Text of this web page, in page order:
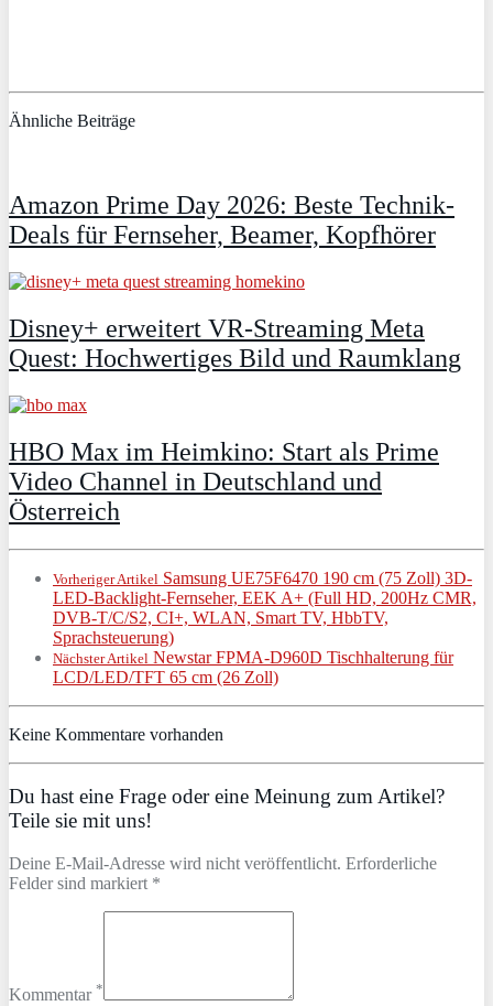
Ähnliche Beiträge
Amazon Prime Day 2026: Beste Technik-
Deals für Fernseher, Beamer, Kopfhörer
Disney+ erweitert VR‑Streaming Meta
Quest: Hochwertiges Bild und Raumklang
HBO Max im Heimkino: Start als Prime
Video Channel in Deutschland und
Österreich
Vorheriger Artikel Samsung UE75F6470 190 cm (75 Zoll) 3D-
LED-Backlight-Fernseher, EEK A+ (Full HD, 200Hz CMR,
DVB-T/C/S2, CI+, WLAN, Smart TV, HbbTV,
Sprachsteuerung)
Nächster Artikel Newstar FPMA-D960D Tischhalterung für
LCD/LED/TFT 65 cm (26 Zoll)
Keine Kommentare vorhanden
Du hast eine Frage oder eine Meinung zum Artikel?
Teile sie mit uns!
Deine E-Mail-Adresse wird nicht veröffentlicht. Erforderliche
Felder sind markiert *
Kommentar *